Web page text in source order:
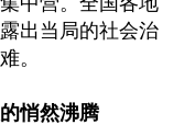
出当局的社会治
。
悄然沸腾